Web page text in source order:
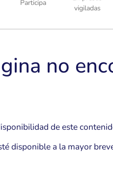
Participa
vigiladas
no
de este
disponible a la mayor